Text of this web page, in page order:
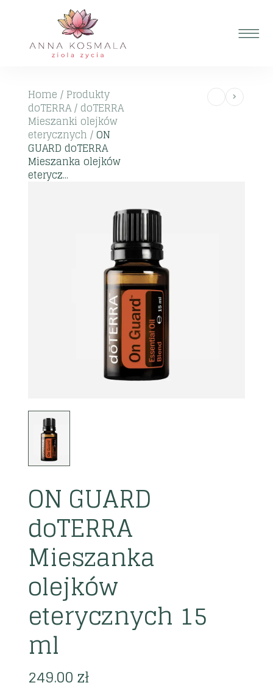
Home / Produkty
doTERRA/ doTERRA
Mieszanki olejków
eterycznych /ON
GUARD doTERRA
Mieszanka olejków
eterycz...
ON GUARD
doTERRA
Mieszanka
olejków
eterycznych 15
ml
249.00zł